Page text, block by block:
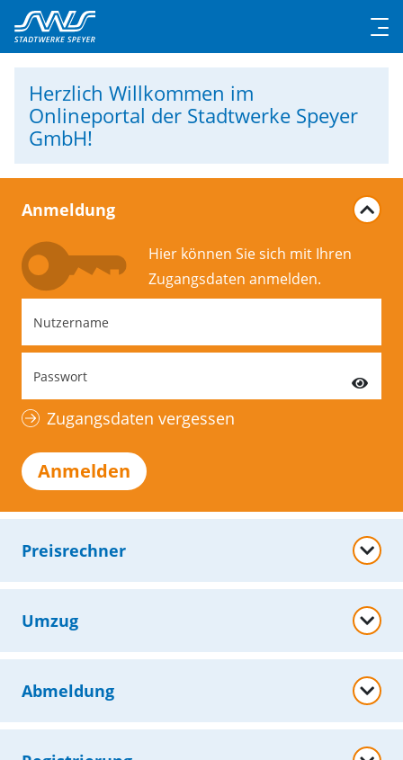
Herzlich Willkommen im
Onlineportal der Stadtwerke Speyer
GmbH!
Anmeldung
Hier können Sie sich mit Ihren
Zugangs­daten anmelden.
Nutzername
Passwort
Zugangsdaten vergessen
Anmelden
Preisrechner
Umzug
Abmeldung